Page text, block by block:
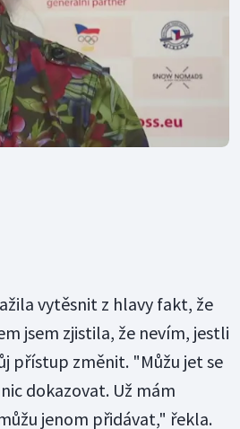
vytěsnit z hlavy fakt, že
jsem zjistila, že nevím, jestli
přístup změnit. "Můžu jet se
dokazovat. Už mám
jenom přidávat," řekla.